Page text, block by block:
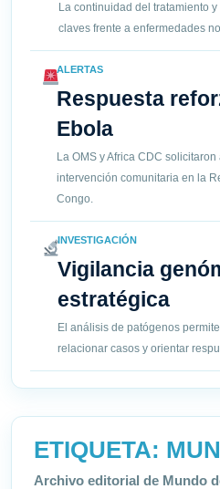
La continuidad del tratamiento
claves frente a enfermedades
ALERTAS
Respuesta
Ebola
La OMS y Africa CDC
intervención comunitaria en la
Congo.
INVESTIGACIÓN
Vigilancia
estratégica
El análisis de patógenos
relacionar casos y orientar
ETIQUETA:
Archivo editorial de Mundo